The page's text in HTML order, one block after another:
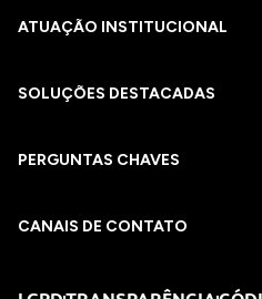
ATUAÇÃO INSTITUCIONAL
SOLUÇÕES DESTACADAS
PERGUNTAS CHAVES​
CANAIS DE CONTATO